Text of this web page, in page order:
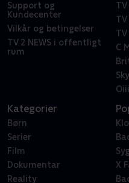
Support og
Kundecenter
Vilkår og betingelser
TV 2 NEWS i offentligt
rum
TV
TV
C
Oiii
Kategorier
Børn
Serier
Film
Dokumentar
Reality
X